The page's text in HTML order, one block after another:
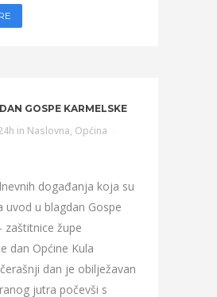
GOSPE KARMELSKE
in Naslovna, Općina
događanja koja su
uvod u blagdan Gospe
zaštitnice župe
dan Općine Kula
dan je obilježavan
jutra počevši s